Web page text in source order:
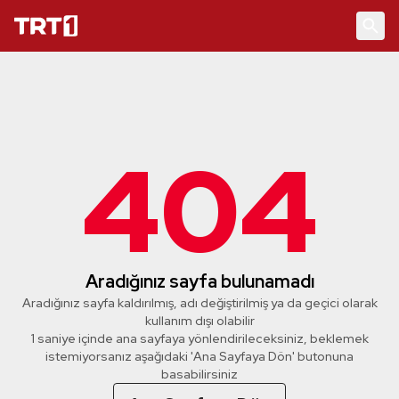
404
Aradığınız sayfa bulunamadı
Aradığınız sayfa kaldırılmış, adı değiştirilmiş ya da geçici olarak
kullanım dışı olabilir
1 saniye içinde ana sayfaya yönlendirileceksiniz, beklemek
istemiyorsanız aşağıdaki 'Ana Sayfaya Dön' butonuna
basabilirsiniz